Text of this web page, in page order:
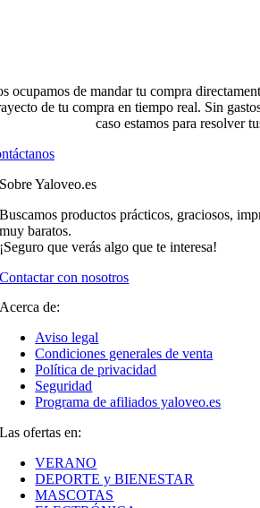
ocupamos de mandar tu compra
de tu compra en tiempo real. Sin
caso estamos para resolver
Sobre Yaloveo.es
Buscamos productos prácticos, graciosos,
muy baratos.
¡Seguro que verás algo que te interesa!
Contactar con nosotros
Acerca de:
Aviso legal
Condiciones generales de venta
Política de privacidad
Seguridad
Programa de afiliados yaloveo.es
Las ofertas en:
VERANO
DEPORTE y BIENESTAR
MASCOTAS